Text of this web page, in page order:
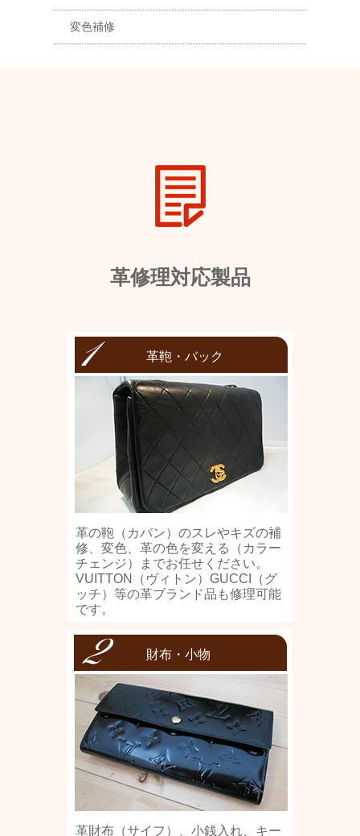
変色補修
革修理対応製品
革鞄・バック
革の鞄（カバン）のスレやキズの補
修、変色、革の色を変える（カラー
チェンジ）までお任せください。
VUITTON（ヴィトン）GUCCI（グ
ッチ）等の革ブランド品も修理可能
です。
財布・小物
革財布（サイフ）、小銭入れ、キー